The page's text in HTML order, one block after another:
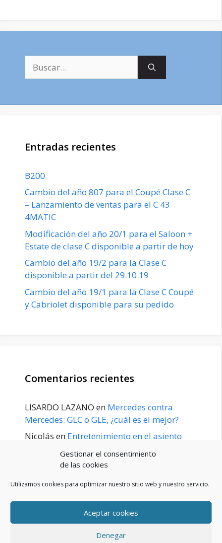
Gestionar el consentimiento
de las cookies
Utilizamos cookies para optimizar nuestro sitio web y nuestro servicio.
Aceptar cookies
Denegar
Entradas recientes
B200
Cambio del año 807 para el Coupé Clase C
– Lanzamiento de ventas para el C 43
4MATIC
Modificación del año 20/1 para el Saloon +
Estate de clase C disponible a partir de hoy
Cambio del año 19/2 para la Clase C
disponible a partir del 29.10.19
Cambio del año 19/1 para la Clase C Coupé
y Cabriolet disponible para su pedido
Comentarios recientes
LISARDO LAZANO en Mercedes contra
Mercedes: GLC o GLE, ¿cuál es el mejor?
Nicolás en Entretenimiento en el asiento
trasero para el GLE / GLS disponible a
principios de 2020
POLÍTICA DE PRIVACIDAD
Política de cookies (UE)